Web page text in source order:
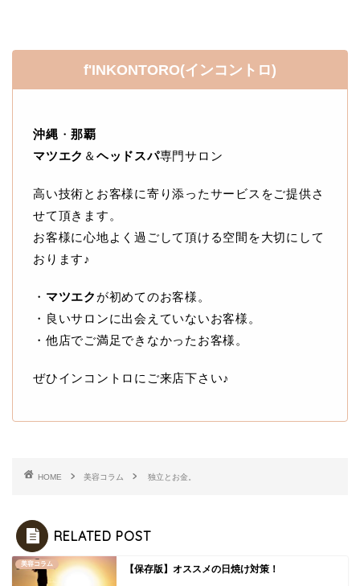
f'INKONTORO(インコントロ)
沖縄 ・那覇
マツエク ＆ヘッドスパ専門サロン
高い技術とお客様に寄り添ったサービスをご提供さ
せて頂きます。
お客様に心地よく過ごして頂ける空間を大切にして
おります♪
・ マツエク が初めてのお客様。
・良いサロンに出会えていないお客様。
・他店でご満足できなかったお客様。
ぜひインコントロにご来店下さい♪
HOME 美容コラム 独立とお金。
RELATED POST
美容コラム 【保存版】オススメの日焼け対策！